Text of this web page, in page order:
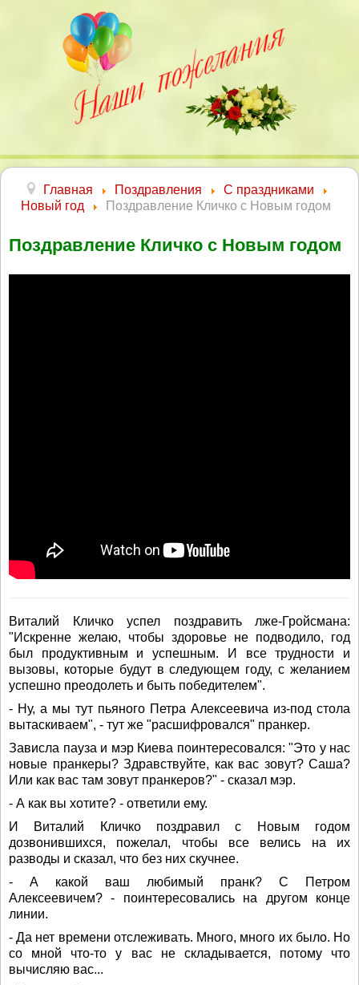
Главная Поздравления
С праздниками
Новый год
Поздравление Кличко с Новым годом
Поздравление Кличко с Новым годом
Виталий Кличко успел поздравить лже-Гройсмана:
"Искренне желаю, чтобы здоровье не подводило, год
был продуктивным и успешным. И все трудности и
вызовы, которые будут в следующем году, с желанием
успешно преодолеть и быть победителем".
- Ну, а мы тут пьяного Петра Алексеевича из-под стола
вытаскиваем", - тут же "расшифровался" пранкер.
Зависла пауза и мэр Киева поинтересовался: "Это у нас
новые пранкеры? Здравствуйте, как вас зовут? Саша?
Или как вас там зовут пранкеров?" - сказал мэр.
- А как вы хотите? - ответили ему.
И Виталий Кличко поздравил с Новым годом
дозвонившихся, пожелал, чтобы все велись на их
разводы и сказал, что без них скучнее.
- А какой ваш любимый пранк? С Петром
Алексеевичем? - поинтересовались на другом конце
линии.
- Да нет времени отслеживать. Много, много их было. Но
со мной что-то у вас не складывается, потому что
вычисляю вас...